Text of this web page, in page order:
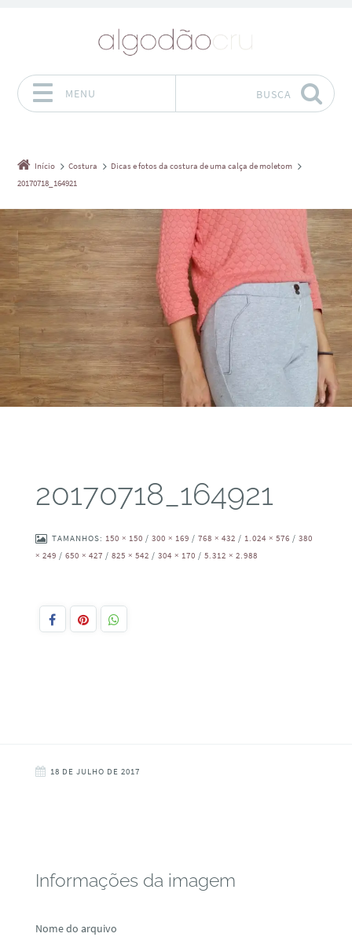
MENU BUSCA
Início Costura
Dicas e fotos da costura de uma calça de moletom
20170718_164921
20170718_164921
TAMANHOS: 150 × 150 / 300 × 169 / 768 × 432 / 1.024 × 576 / 380
× 249 / 650 × 427 / 825 × 542 / 304 × 170 / 5.312 × 2.988
18 DE JULHO DE 2017
Informações da imagem
Nome do arquivo